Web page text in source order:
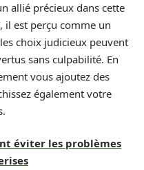
allié précieux dans cette
il est perçu comme un
choix judicieux peuvent
sans culpabilité. En
vous ajoutez des
également votre
éviter les problèmes